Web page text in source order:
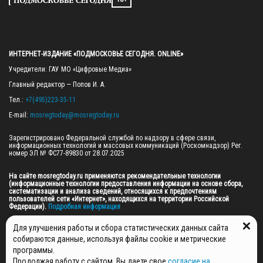
ИНТЕРНЕТ-ИЗДАНИЕ «ПОДМОСКОВЬЕ СЕГОДНЯ. ONLINE»
Учредители: ГАУ МО «Цифровые Медиа»
Главный редактор — Попов И. А.
Тел.: +7(495)223-35-11
E-mail: mosregtoday@mosregtoday.ru
Зарегистрировано Федеральной службой по надзору в сфере связи,
информационных технологий и массовых коммуникаций (Роскомнадзор) Рег.
номер ЭЛ № ФС77-89830 от 28.07.2025
На сайте mosregtoday.ru применяются рекомендательные технологии
(информационные технологии предоставления информации на основе сбора,
систематизации и анализа сведений, относящихся к предпочтениям
пользователей сети «Интернет», находящихся на территории Российской
Федерации). Подробная информация
© 2026 ПРАВА НА ВСЕ МАТЕРИАЛЫ САЙТА ПРИНАДЛЕЖАТ ГАУ МО "ЦИФРОВЫЕ
МЕДИА" (ОГРН: 1255000059467).
Для улучшения работы и сбора статистических данных сайта
собираются данные, используя файлы cookie и метрические
программы.